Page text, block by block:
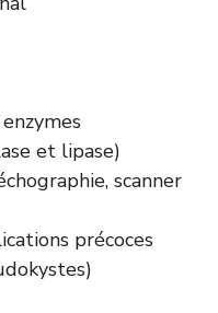
et lipase)
scanner
précoces